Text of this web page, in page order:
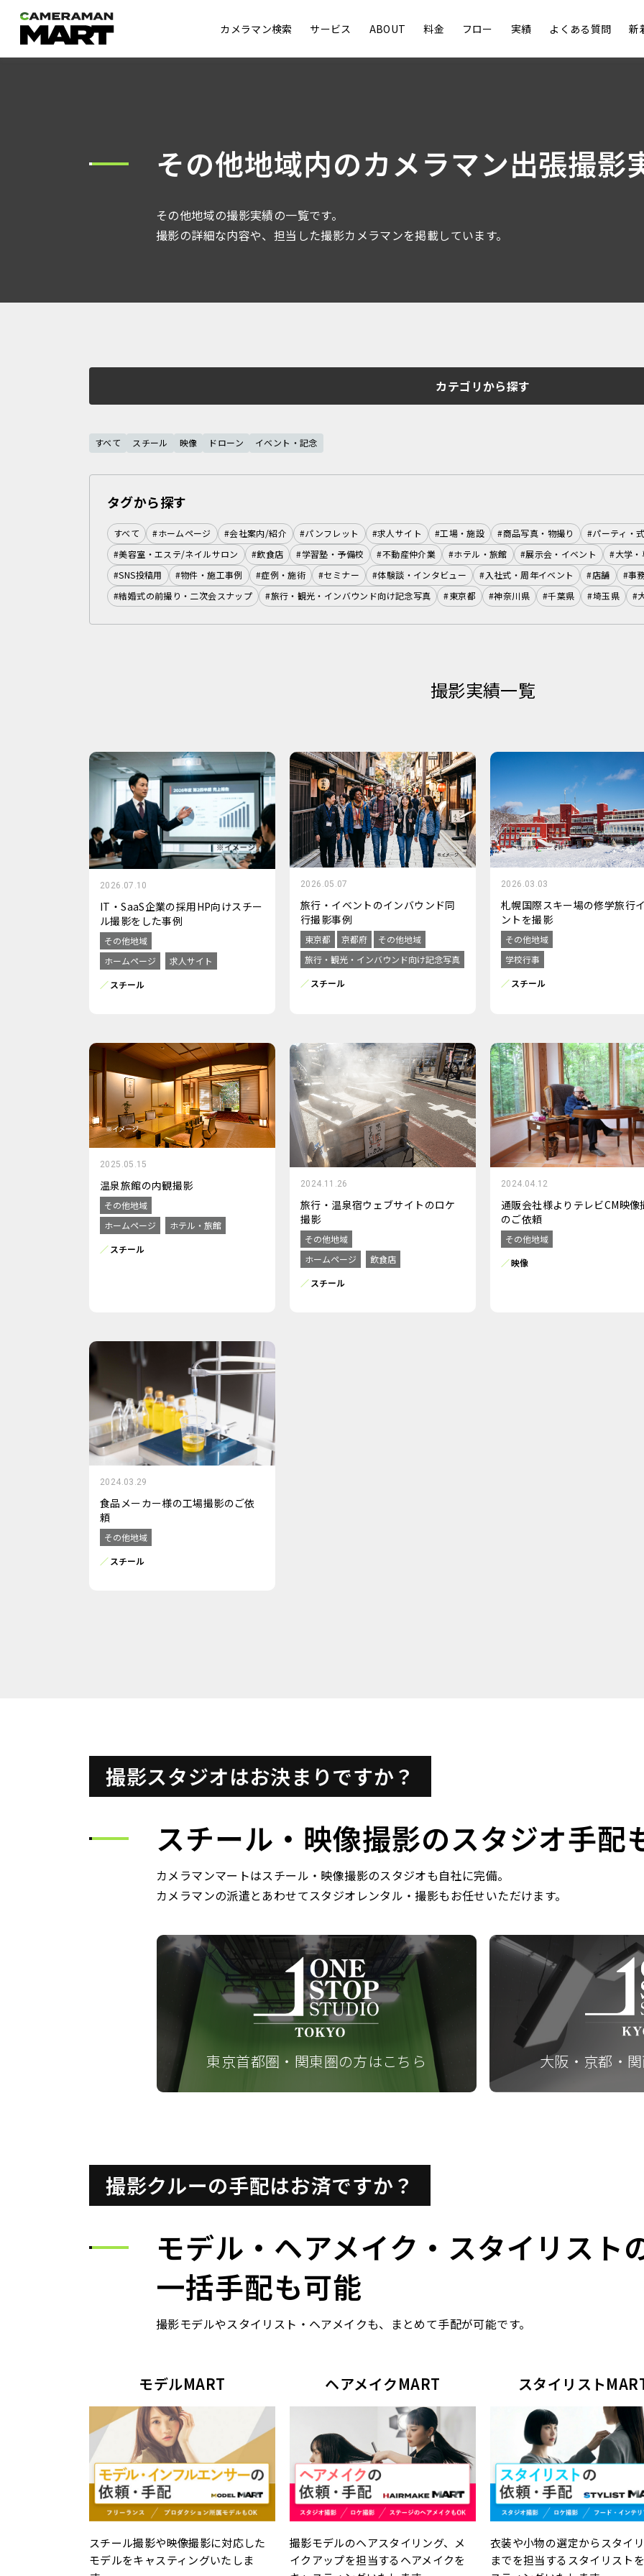
カメラマン検索 サービス ABOUT 料金 フロー 実績 よくある質問 新
その他地域内のカメラマン出張撮影
その他地域の撮影実績の一覧です。
撮影の詳細な内容や、担当した撮影カメラマンを掲載しています。
カテゴリから探す
すべて スチール 映像 ドローン イベント・記念
タグから探す
すべて #ホームページ #会社案内/紹介 #パンフレット #求人サイト #工場・施設 #商品写真・物撮り
#パーティ・
#美容室・エステ/ネイルサロン
#飲食店 #学習塾・予備校 #不動産仲介業 #ホテル・旅館 #展示会・イベント
#大学
#SNS投稿用
#物件・施工事例 #症例・施術 #セミナー #体験談・インタビュー #入社式・周年イベント #店舗
#事
#結婚式の前撮り・二次会スナップ
#旅行・観光・インバウンド向け記念写真 #東京都 #神奈川県 #千葉県 #埼玉県 #
撮影実績一覧
2026.07.10
IT・SaaS企業の採用HP向けスチー
ル撮影をした事例
その他地域
ホームページ
求人サイト
スチール
2026.05.07
旅行・イベントのインバウンド同
行撮影事例
東京都 京都府
その他地域
旅行・観光・インバウンド向け記念写真
スチール
2026.03.03
札幌国際スキー場の修学旅行
ントを撮影
その他地域
学校行事
スチール
2025.05.15
温泉旅館の内観撮影
その他地域
ホームページ
ホテル・旅館
スチール
2024.11.26
旅行・温泉宿ウェブサイトのロケ
撮影
その他地域
ホームページ
飲食店
スチール
2024.04.12
通販会社様よりテレビCM映像
のご依頼
その他地域
映像
2024.03.29
食品メーカー様の工場撮影のご依
頼
その他地域
スチール
撮影スタジオはお決まりですか？
スチール・映像撮影のスタジオ手配
カメラマンマートはスチール・映像撮影のスタジオも自社に完備。
カメラマンの派遣とあわせてスタジオレンタル・撮影もお任せいただけます。
東京首都圏・関東圏の方はこちら 大阪・京都・
撮影クルーの手配はお済ですか？
モデル・ヘアメイク・スタイリスト
一括手配も可能
撮影モデルやスタイリスト・ヘアメイクも、まとめて手配が可能です。
モデルMART
スチール撮影や映像撮影に対応した
モデルをキャスティングいたしま
ヘアメイクMART
撮影モデルのヘアスタイリング、メ
イクアップを担当するヘアメイクを
スタイリスト
衣装や小物の選定からスタイ
までを担当するスタイリスト